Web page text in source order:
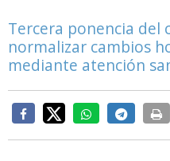
Tercera ponencia del
normalizar cambios
mediante atención